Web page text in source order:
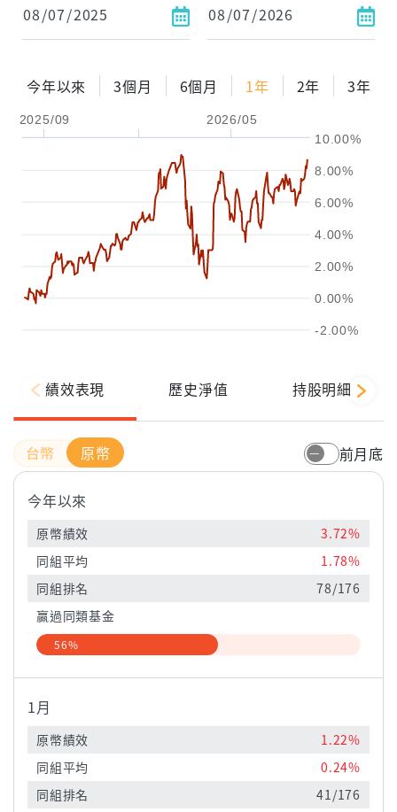
今年以來 3個月 6個月 1年 2年 3年
2025/09 2026/05
-2.00%
0.00%
2.00%
4.00%
6.00%
8.00%
10.00%
1年
2年
配息金額
績效表現 歷史淨值 持股明細
原幣 前月底
今年以來
原幣績效
3.72%
同組平均
1.78%
同組排名
78/176
贏過同類基金
56%
1月
原幣績效
1.22%
同組平均
0.24%
同組排名
41/176